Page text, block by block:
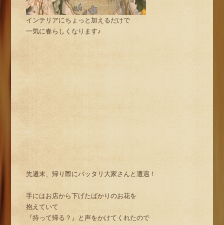
インテリアにちょっと加えるだけで
一気に春らしくなります♪
先週末、帰り際にバッタリ大家さんと遭遇！
手にはお店から下げたばかりのお花を
抱えていて
『持って帰る？』と声をかけてくれたので